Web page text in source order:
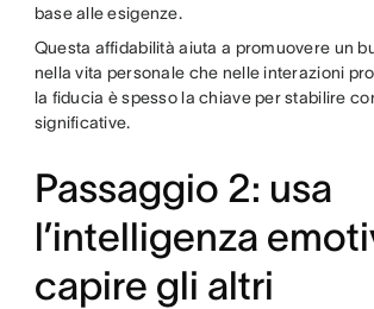
base alle esigenze.
Questa affidabilità aiuta a promuovere un
nella vita personale che nelle interazioni
la fiducia è spesso la chiave per stabilire
significative.
Passaggio 2: usa
l’intelligenza
capire gli altri